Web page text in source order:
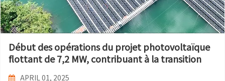
Début des opérations du projet photovoltaïque
flottant de 7,2 MW, contribuant à la transition
APRIL 01, 2025